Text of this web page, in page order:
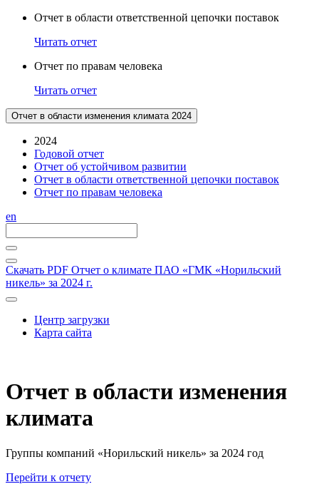
Отчет в области ответственной цепочки поставок
Читать отчет
Отчет по правам человека
Читать отчет
Отчет в области изменения климата 2024
2024
Годовой отчет
Отчет об устойчивом развитии
Отчет в области ответственной цепочки поставок
Отчет по правам человека
en
Скачать PDF Отчет о климате ПАО «ГМК «Норильский
никель» за 2024 г.
Центр загрузки
Карта сайта
Отчет в области изменения
климата
Группы компаний «Норильский никель» за 2024 год
Перейти к отчету